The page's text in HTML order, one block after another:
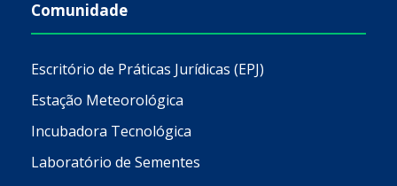
Comunidade
Escritório de Práticas Jurídicas (EPJ)
Estação Meteorológica
Incubadora Tecnológica
Laboratório de Sementes